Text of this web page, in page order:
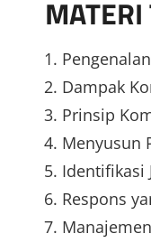
MATERI
Dampak
Prinsip
Menyusun
Identifikasi
Respons